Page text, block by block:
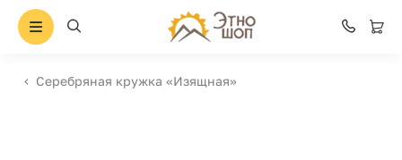
Серебряная кружка «Изящная»